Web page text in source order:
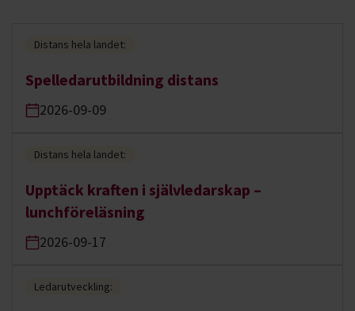
Distans hela landet:
Spelledarutbildning distans
2026-09-09
Distans hela landet:
Upptäck kraften i självledarskap –
lunchföreläsning
2026-09-17
Ledarutveckling: